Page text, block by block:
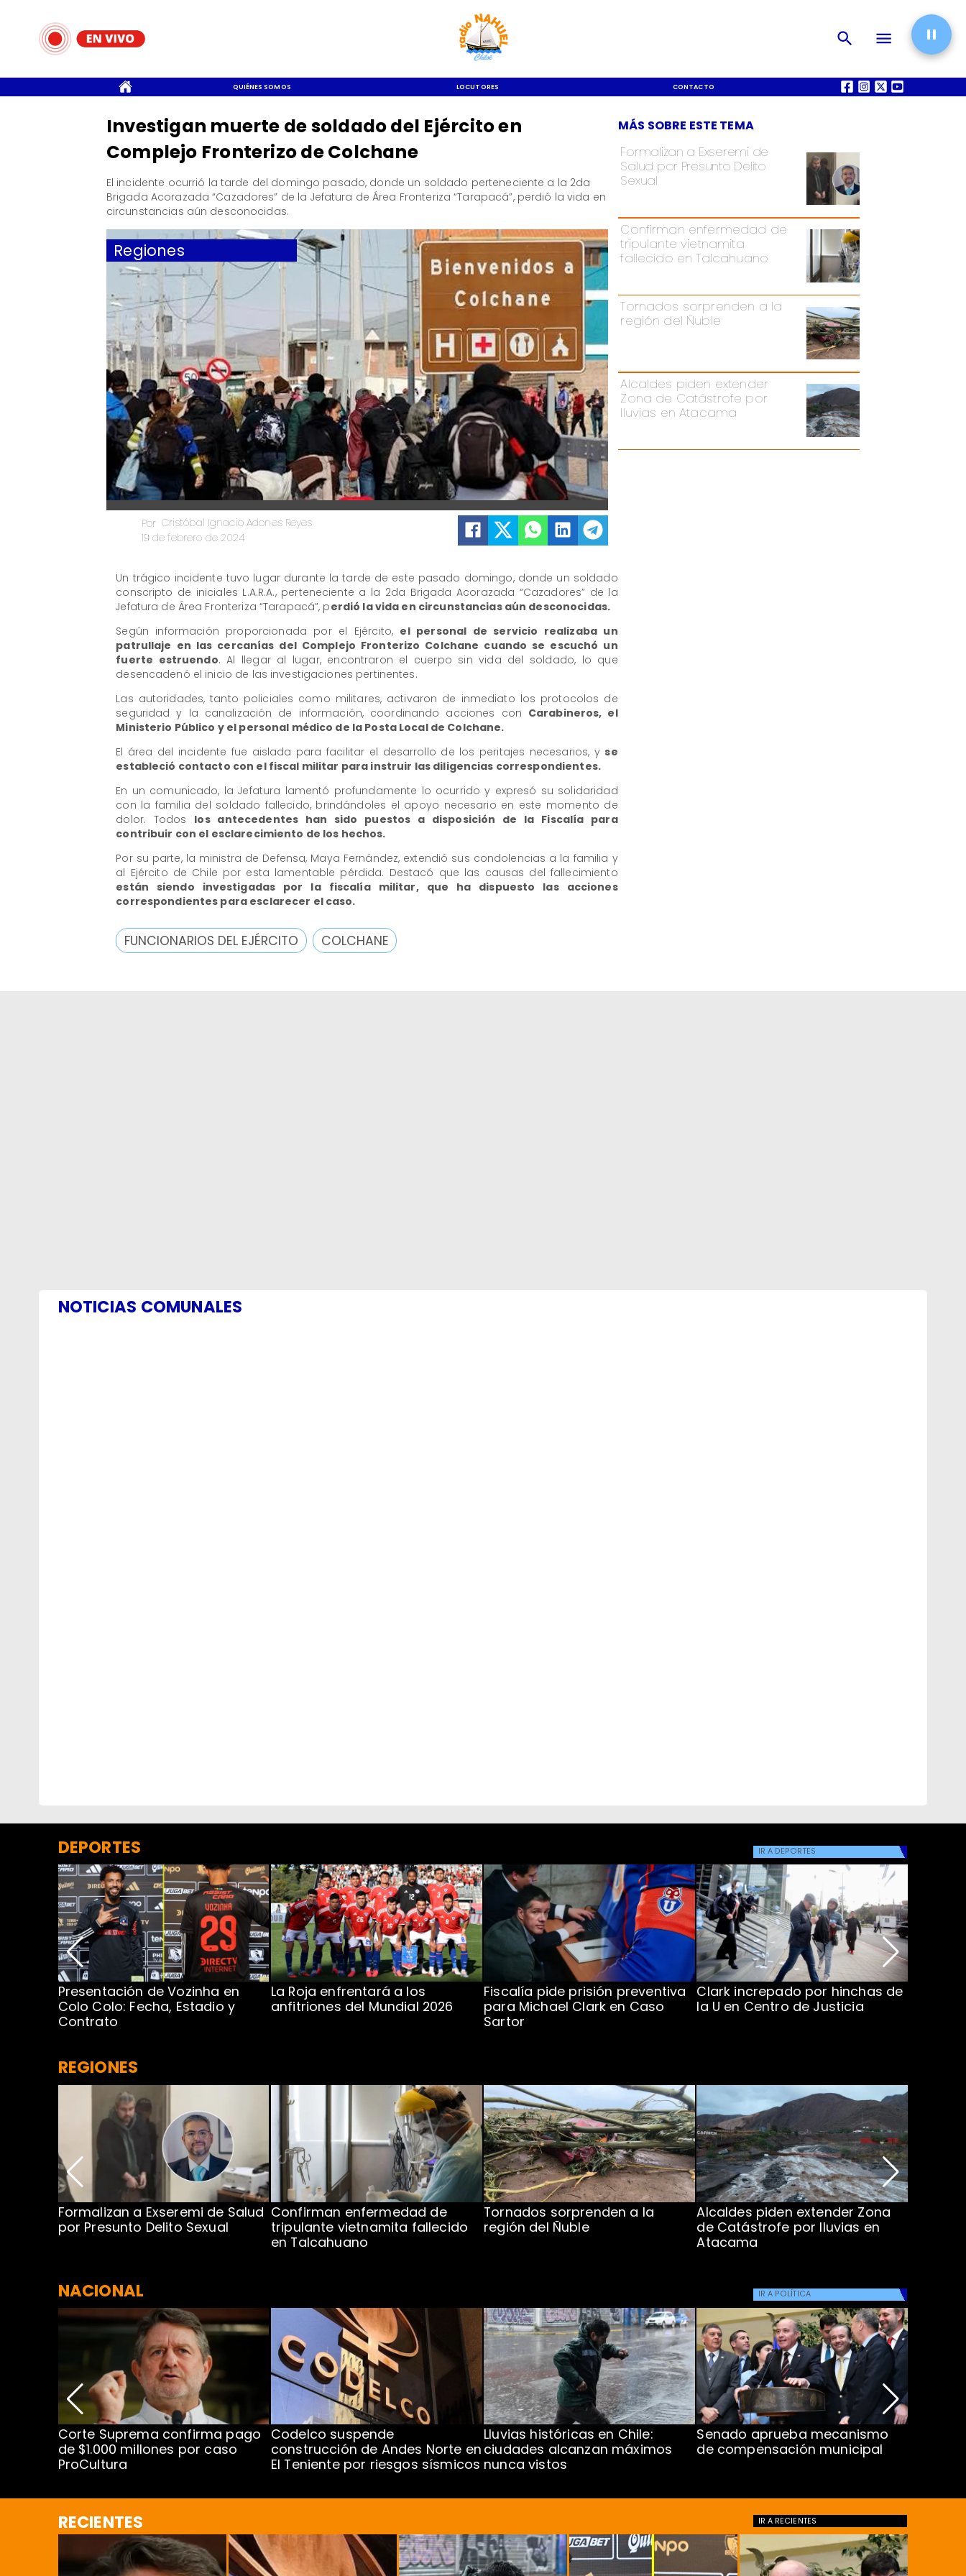
QUIÉNES SOMOS LOCUTORES CONTACTO QUIÉNES SOMOS
Regiones
Cristóbal Ignacio Adones Reyes
Por
19 de febrero de 2024
Formalizan a Exseremi de
Salud por Presunto Delito
Sexual
Confirman enfermedad de
tripulante vietnamita
fallecido en Talcahuano
Tornados sorprenden a la
región del Ñuble
Alcaldes piden extender
Zona de Catástrofe por
lluvias en Atacama
MÁS SOBRE ESTE TEMA
Investigan muerte de soldado del Ejército en
Complejo Fronterizo de Colchane
El incidente ocurrió la tarde del domingo pasado, donde un soldado perteneciente a la 2da
Brigada Acorazada “Cazadores” de la Jefatura de Área Fronteriza “Tarapacá”, perdió la vida en
circunstancias aún desconocidas.
Un trágico incidente tuvo lugar durante la tarde de este pasado domingo, donde un soldado
conscripto de iniciales L.A.R.A., perteneciente a la 2da Brigada Acorazada “Cazadores” de la
Jefatura de Área Fronteriza “Tarapacá”, perdió la vida en circunstancias aún desconocidas.
​Según información proporcionada por el Ejército, el personal de servicio realizaba un
patrullaje en las cercanías del Complejo Fronterizo Colchane cuando se escuchó un
fuerte estruendo. Al llegar al lugar, encontraron el cuerpo sin vida del soldado, lo que
desencadenó el inicio de las investigaciones pertinentes.
Las autoridades, tanto policiales como militares, activaron de inmediato los protocolos de
seguridad y la canalización de información, coordinando acciones con Carabineros, el
Ministerio Público y el personal médico de la Posta Local de Colchane.
El área del incidente fue aislada para facilitar el desarrollo de los peritajes necesarios, yse
estableció contacto con el fiscal militar para instruir las diligencias correspondientes.
En un comunicado, la Jefatura lamentó profundamente lo ocurrido y expresó su solidaridad
con la familia del soldado fallecido, brindándoles el apoyo necesario en este momento de
dolor. Todos los antecedentes han sido puestos a disposición de la Fiscalía para
contribuir con el esclarecimiento de los hechos.
Por su parte, la ministra de Defensa, Maya Fernández, extendió sus condolencias a la familia y
al Ejército de Chile por esta lamentable pérdida. Destacó que las causas del fallecimiento
están siendo investigadas por la fiscalía militar, que ha dispuesto las acciones
correspondientes para esclarecer el caso.
FUNCIONARIOS DEL EJÉRCITO COLCHANE
NOTICIAS COMUNALES
DEPORTES IR A DEPORTES
Presentación de Vozinha en
Colo Colo: Fecha, Estadio y
Contrato
La Roja enfrentará a los
anfitriones del Mundial 2026
Fiscalía pide prisión preventiva
para Michael Clark en Caso
Sartor
Clark increpado por hinchas de
la U en Centro de Justicia
REGIONES
Formalizan a Exseremi de Salud
por Presunto Delito Sexual
Confirman enfermedad de
tripulante vietnamita fallecido
en Talcahuano
Tornados sorprenden a la
región del Ñuble
Alcaldes piden extender Zona
de Catástrofe por lluvias en
Atacama
NACIONAL IR A POLÍTICA
Corte Suprema confirma pago
de $1.000 millones por caso
ProCultura
Codelco suspende
construcción de Andes Norte en
El Teniente por riesgos sísmicos
Lluvias históricas en Chile:
ciudades alcanzan máximos
nunca vistos
Senado aprueba mecanismo
de compensación municipal
RECIENTES IR A RECIENTES